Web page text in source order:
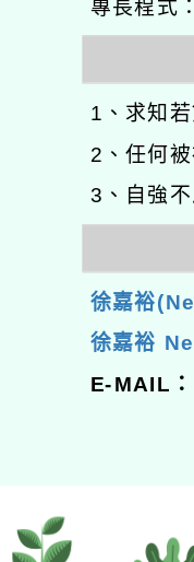
專長程式
1、求知
2、任何
3、自強不
徐嘉裕
徐嘉裕
E-MAIL：